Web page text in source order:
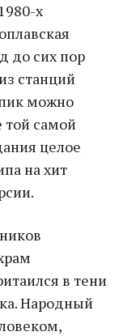
х
до сих пор
станций
можно
той самой
целое
на хит
в тени
Народный